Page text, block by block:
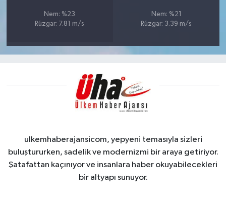
Nem: %23
Rüzgar: 7.81 m/s
Nem: %21
Rüzgar: 3.39 m/s
ulkemhaberajansicom, yepyeni temasıyla sizleri
buluştururken, sadelik ve modernizmi bir araya getiriyor.
Şatafattan kaçınıyor ve insanlara haber okuyabilecekleri
bir altyapı sunuyor.